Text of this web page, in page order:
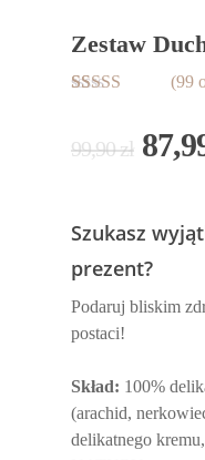
Zestaw
podstawie
ocen
(99
99,90zł
Szukasz
prezent?
Podaruj bliskim
postaci!
Skład: 100%
(arachid,
delikatnego kremu,